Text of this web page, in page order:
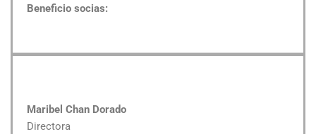
Beneficio socias:
Maribel Chan Dorado
Directora